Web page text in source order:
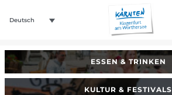
Deutsch
ESSEN & TRINKEN
KULTUR & FESTIVALS